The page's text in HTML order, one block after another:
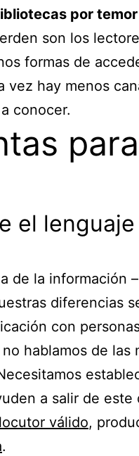
por
son los
formas de
vez hay menos
conocer.
el
de la información
diferencias
con
hablamos de las
a salir de este
válido,
.